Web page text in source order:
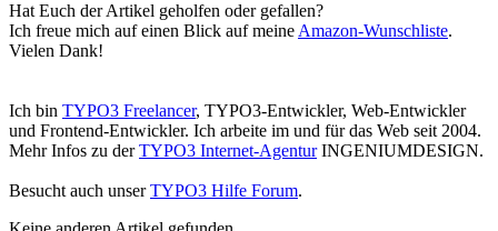
Hat Euch der Artikel geholfen oder gefallen?
Ich freue mich auf einen Blick auf meine Amazon-Wunschliste.
Vielen Dank!
Ich bin TYPO3 Freelancer, TYPO3-Entwickler, Web-Entwickler
und Frontend-Entwickler. Ich arbeite im und für das Web seit 2004.
Mehr Infos zu derTYPO3 Internet-AgenturINGENIUMDESIGN.
Besucht auch unserTYPO3 Hilfe Forum.